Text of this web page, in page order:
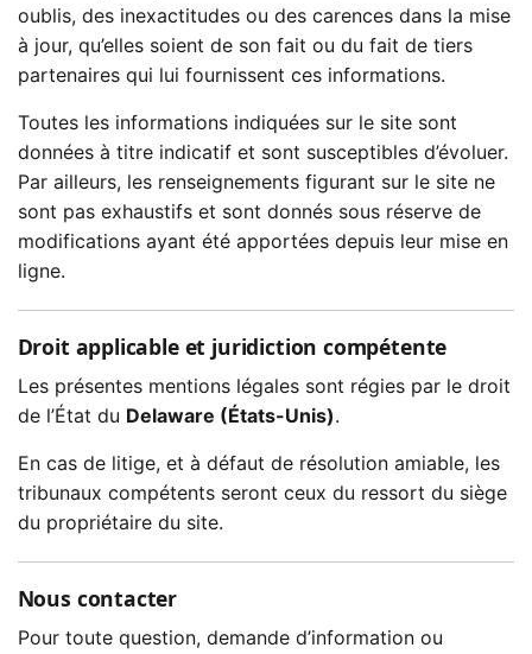
oublis, des inexactitudes ou des carences dans la mise
à jour, qu’elles soient de son fait ou du fait de tiers
partenaires qui lui fournissent ces informations.
Toutes les informations indiquées sur le site sont
données à titre indicatif et sont susceptibles d’évoluer.
Par ailleurs, les renseignements figurant sur le site ne
sont pas exhaustifs et sont donnés sous réserve de
modifications ayant été apportées depuis leur mise en
ligne.
Droit applicable et juridiction compétente
Les présentes mentions légales sont régies par le droit
de l’État du Delaware (États-Unis).
En cas de litige, et à défaut de résolution amiable, les
tribunaux compétents seront ceux du ressort du siège
du propriétaire du site.
Nous contacter
Pour toute question, demande d’information ou